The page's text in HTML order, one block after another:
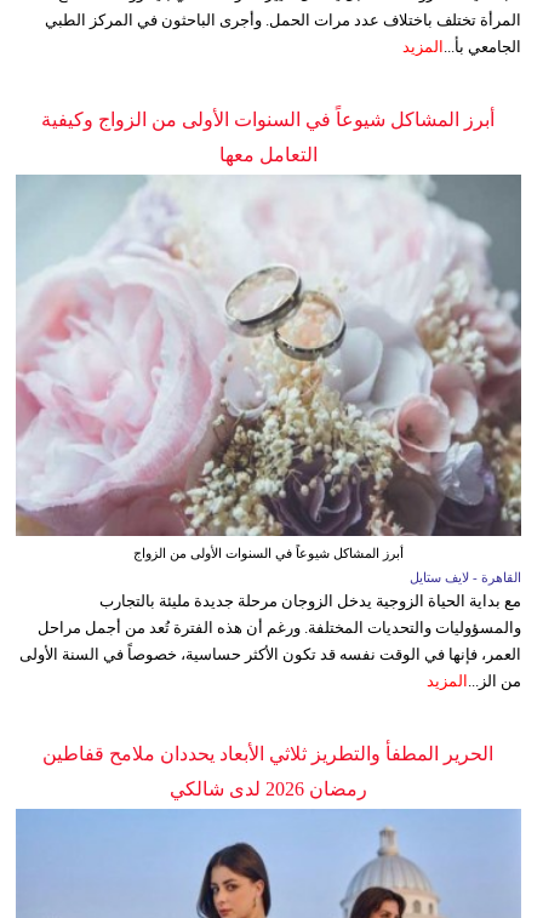
المرأة تختلف باختلاف عدد مرات الحمل. وأجرى الباحثون في المركز الطبي
الجامعي بأ... المزيد
أبرز المشاكل شيوعاً في السنوات الأولى من الزواج وكيفية
التعامل معها
أبرز المشاكل شيوعاً في السنوات الأولى من الزواج
القاهرة - لايف ستايل
مع بداية الحياة الزوجية يدخل الزوجان مرحلة جديدة مليئة بالتجارب
والمسؤوليات والتحديات المختلفة. ورغم أن هذه الفترة تُعد من أجمل مراحل
العمر، فإنها في الوقت نفسه قد تكون الأكثر حساسية، خصوصاً في السنة الأولى
من الز...
المزيد
الحرير المطفأ والتطريز ثلاثي الأبعاد يحددان ملامح قفاطين
رمضان 2026 لدى شالكي